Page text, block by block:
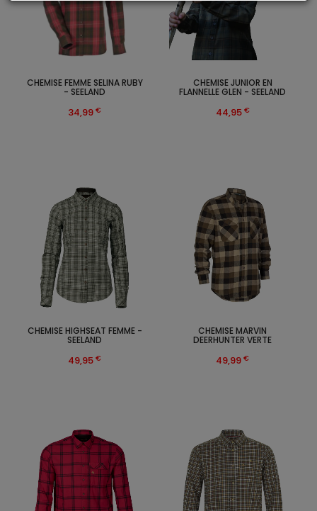
CHEMISE HIGHSEAT FEMME -
SEELAND
49,95 €
CHEMISE MARVIN
DEERHUNTER VERTE
49,99 €
CHEMISE FEMME SELINA RUBY
- SEELAND
34,99 €
CHEMISE JUNIOR EN
FLANNELLE GLEN - SEELAND
44,95 €